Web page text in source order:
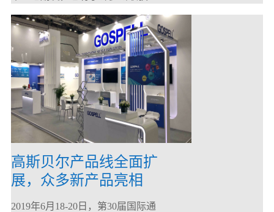
高斯贝尔产品线全面扩
展，众多新产品亮相
CommunicAsia 2019
2019年6月18-20日，第30届国际通